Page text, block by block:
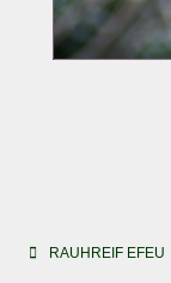
RAUHREIF EFEU